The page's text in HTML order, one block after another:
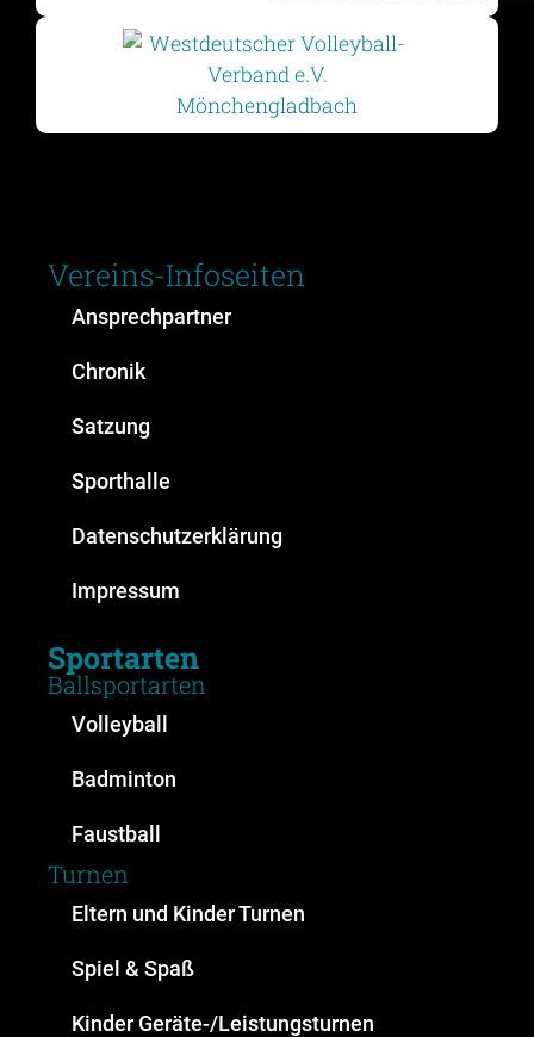
Vereins-Infoseiten
Ansprechpartner
Chronik
Satzung
Sporthalle
Datenschutzerklärung
Impressum
Sportarten
Ballsportarten
Volleyball
Badminton
Faustball
Turnen
Eltern und Kinder Turnen
Spiel & Spaß
Kinder Geräte-/Leistungsturnen